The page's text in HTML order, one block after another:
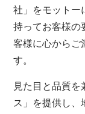
社」をモットー
持ってお客様の
客様に心からご
す。
見た目と品質
ス」を提供し、